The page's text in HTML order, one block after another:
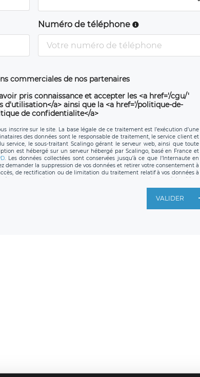
Numéro de téléphone
commerciales de nos partenaires
pris connaissance et accepter les <a href='/cgu/'
a> ainsi que la <a href='/politique-de-
de confidentialite</a>
inscrire sur le site. La base légale de ce traitement est l’exécution d’une
des données sont le responsable de traitement, le service client et
service, le sous-traitant Scalingo gérant le serveur web, ainsi que toute
est hébergé sur un serveur hébergé par Scalingo, basé en France et
. Les données collectées sont conservées jusqu’à ce que l’Internaute en
demander la suppression de vos données et retirer votre consentement à
de rectification ou de limitation du traitement relatif à vos données à
de vos données. Vous pouvez exercer ces droits auprès du délégué à la
siège social de LÉGAVOX et est joignable à l’adresse mail suivante :
Vous avez également le droit d’introduire une réclamation
VALIDER